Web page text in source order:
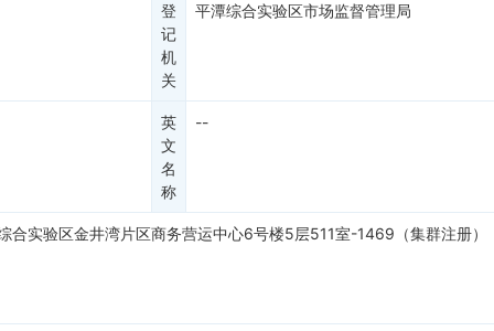
登
记
机
关
平潭综合实验区市场监督管理局
英
文
名
称
--
合实验区金井湾片区商务营运中心6号楼5层511室-1469（集群注册）